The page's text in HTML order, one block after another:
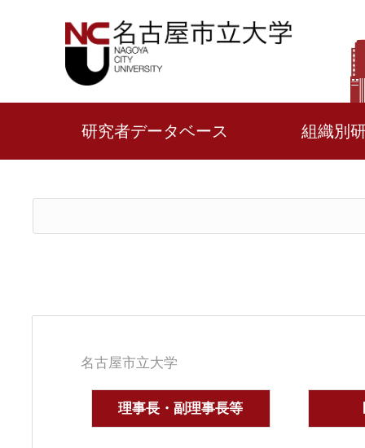
研究者データベース 組織別
名古屋市立大学
理事長・副理事長等